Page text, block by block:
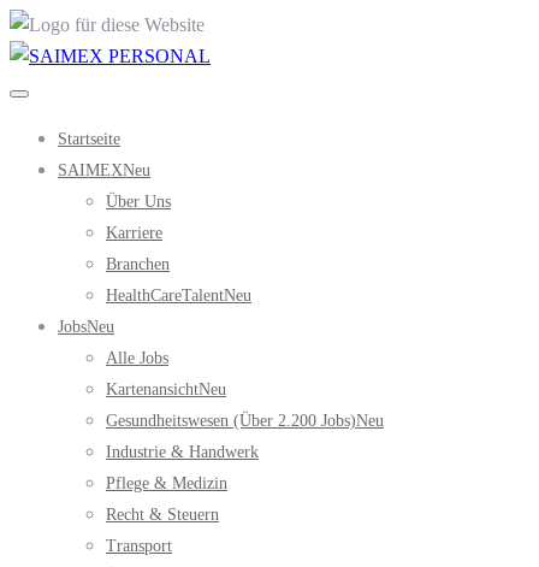
Startseite
SAIMEXNeu
Über Uns
Karriere
Branchen
HealthCareTalentNeu
JobsNeu
Alle Jobs
KartenansichtNeu
Gesundheitswesen (über 2.200 Jobs)Neu
Industrie & Handwerk
Pflege & Medizin
Recht & Steuern
Transport